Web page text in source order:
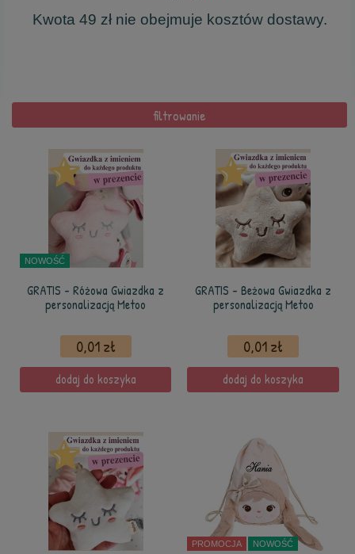
Kwota 49 zł nie obejmuje kosztów dostawy.
filtrowanie
NOWOŚĆ
GRATIS - Różowa Gwiazdka z
personalizacją Metoo
0,01 zł
dodaj do koszyka
GRATIS - Beżowa Gwiazdka z
personalizacją Metoo
0,01 zł
dodaj do koszyka
PROMOCJA NOWOŚĆ